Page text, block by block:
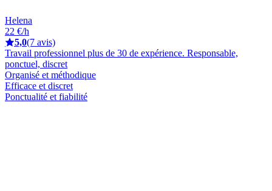
Helena
22 €/h
5,0(7 avis)
Travail professionnel plus de 30 de expérience. Responsable,
ponctuel, discret
Organisé et méthodique
Efficace et discret
Ponctualité et fiabilité